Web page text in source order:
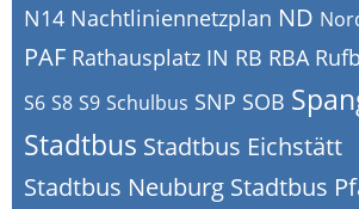
N14 Nachtliniennetzplan ND
PAF Rathausplatz IN RB RBA
S6 S8 S9 Schulbus SNP SOB
Stadtbus Stadtbus Eichstätt
Stadtbus Neuburg Stadtbus